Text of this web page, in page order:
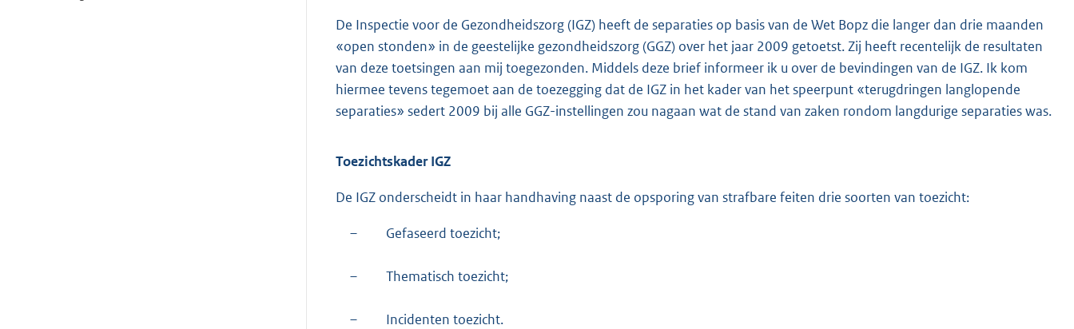
4
8
K
b
De Inspectie voor de Gezondheidszorg (IGZ) heeft de separaties op basis van de Wet Bopz die langer dan drie maanden
«open stonden» in de geestelijke gezondheidszorg (GGZ) over het jaar 2009 getoetst. Zij heeft recentelijk de resultaten
van deze toetsingen aan mij toegezonden. Middels deze brief informeer ik u over de bevindingen van de IGZ. Ik kom
hiermee tevens tegemoet aan de toezegging dat de IGZ in het kader van het speerpunt «terugdringen langlopende
separaties» sedert 2009 bij alle GGZ-instellingen zou nagaan wat de stand van zaken rondom langdurige separaties was.
Toezichtskader IGZ
De IGZ onderscheidt in haar handhaving naast de opsporing van strafbare feiten drie soorten van toezicht:
– Gefaseerd toezicht;
– Thematisch toezicht;
– Incidenten toezicht.